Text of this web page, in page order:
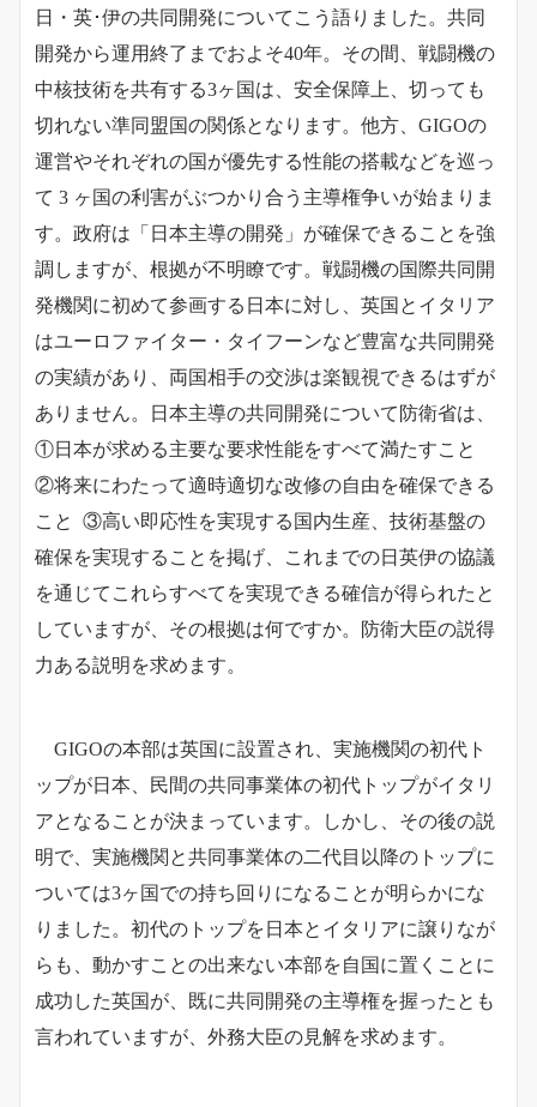
日・英･伊の共同開発についてこう語りました。共同
開発から運用終了までおよそ40年。その間、戦闘機の
中核技術を共有する3ヶ国は、安全保障上、切っても
切れない準同盟国の関係となります。他方、GIGOの
運営やそれぞれの国が優先する性能の搭載などを巡っ
て 3 ヶ国の利害がぶつかり合う主導権争いが始まりま
す。政府は「日本主導の開発」が確保できることを強
調しますが、根拠が不明瞭です。戦闘機の国際共同開
発機関に初めて参画する日本に対し、英国とイタリア
はユーロファイター・タイフーンなど豊富な共同開発
の実績があり、両国相手の交渉は楽観視できるはずが
ありません。日本主導の共同開発について防衛省は、
①日本が求める主要な要求性能をすべて満たすこと
②将来にわたって適時適切な改修の自由を確保できる
こと ③高い即応性を実現する国内生産、技術基盤の
確保を実現することを掲げ、これまでの日英伊の協議
を通じてこれらすべてを実現できる確信が得られたと
していますが、その根拠は何ですか。防衛大臣の説得
力ある説明を求めます。
GIGOの本部は英国に設置され、実施機関の初代ト
ップが日本、民間の共同事業体の初代トップがイタリ
アとなることが決まっています。しかし、その後の説
明で、実施機関と共同事業体の二代目以降のトップに
ついては3ヶ国での持ち回りになることが明らかにな
りました。初代のトップを日本とイタリアに譲りなが
らも、動かすことの出来ない本部を自国に置くことに
成功した英国が、既に共同開発の主導権を握ったとも
言われていますが、外務大臣の見解を求めます。